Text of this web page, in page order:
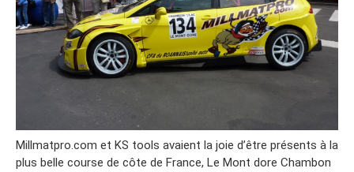
Millmatpro.com et KS tools avaient la joie d’être présents à la
plus belle course de côte de France, Le Mont dore Chambon